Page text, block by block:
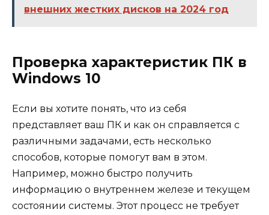
внешних жестких дисков на 2024 год
Проверка характеристик ПК в
Windows 10
Если вы хотите понять, что из себя
представляет ваш ПК и как он справляется с
различными задачами, есть несколько
способов, которые помогут вам в этом.
Например, можно быстро получить
информацию о внутреннем железе и текущем
состоянии системы. Этот процесс не требует